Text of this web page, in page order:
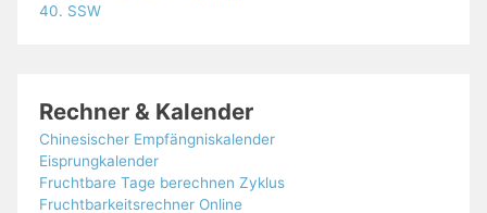
40. SSW
Rechner & Kalender
Chinesischer Empfängniskalender
Eisprungkalender
Fruchtbare Tage berechnen Zyklus
Fruchtbarkeitsrechner Online